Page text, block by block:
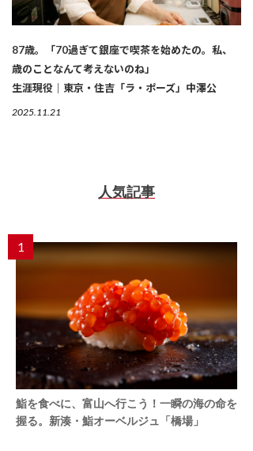
87歳。「70過ぎて銀座で喫茶を始めたの。私、
歳のことなんて考えないのね」
生涯現役｜東京・住吉「ラ・ポーズ」中澤公
2025.11.21
人気記事
1
鮨を食べに、富山へ行こう！一瞬の海の命を
握る。新湊・鮨オーベルジュ「橋場」